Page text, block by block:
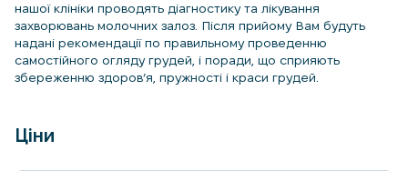
нашої клініки проводять діагностику та лікування
захворювань молочних залоз. Після прийому Вам будуть
надані рекомендації по правильному проведенню
самостійного огляду грудей, і поради, що сприяють
збереженню здоров’я, пружності і краси грудей.
Ціни